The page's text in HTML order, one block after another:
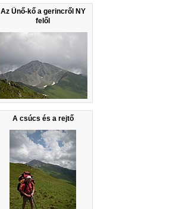
Az Ünő-kő a gerincről NY
felől
A csúcs és a rejtő